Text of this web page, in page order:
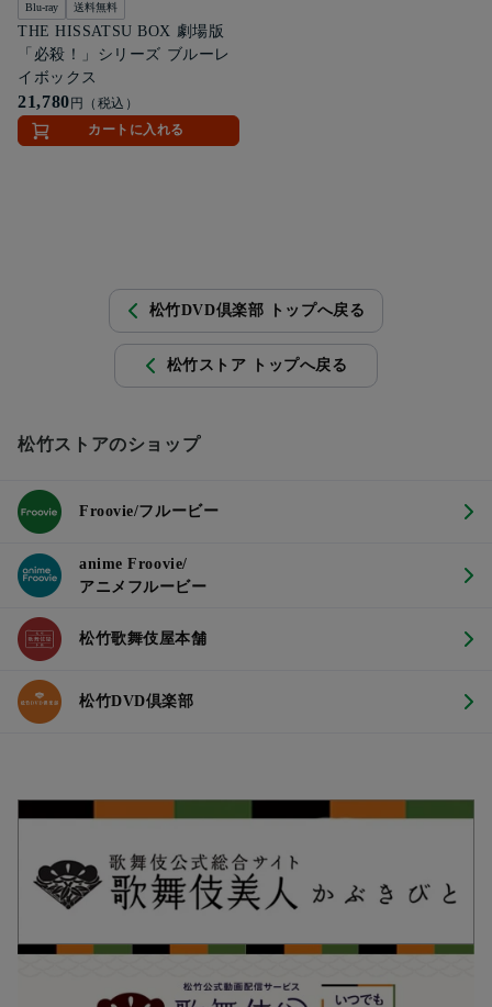
Blu-ray 送料無料
THE HISSATSU BOX 劇場版
「必殺！」シリーズ ブルーレ
イボックス
21,780円（税込）
カートに入れる
松竹DVD倶楽部 トップへ戻る
松竹ストア トップへ戻る
松竹ストアのショップ
Froovie/フルービー
anime Froovie/
アニメフルービー
松竹歌舞伎屋本舗
松竹DVD倶楽部